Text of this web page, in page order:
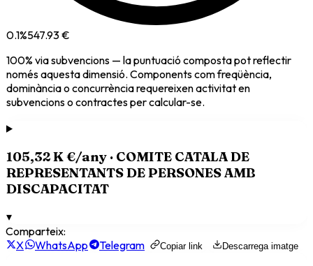
0.1%547.93 €
100% viasubvencions — la puntuació composta pot reflectir
només aquesta dimensió. Components com freqüència,
dominància o concurrència requereixen activitat en
subvencions o contractes per calcular-se.
105,32 K €/any · COMITE CATALA DE
REPRESENTANTS DE PERSONES AMB
DISCAPACITAT
▾
Comparteix:
X
WhatsApp Telegram Copiar link Descarrega imatge